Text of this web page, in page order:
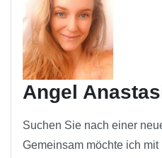
Angel
Suchen Sie nach einer
Gemeinsam möchte ich